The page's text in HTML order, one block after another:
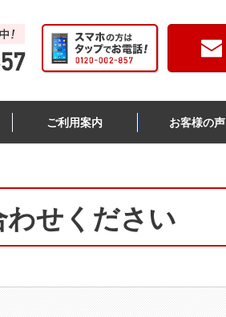
ご利用案内 お客様の声
せください